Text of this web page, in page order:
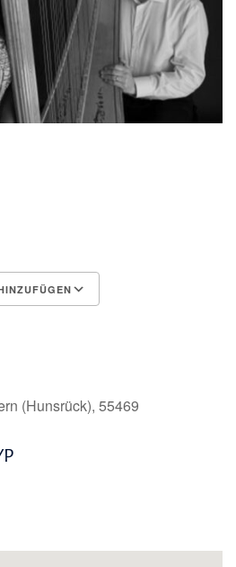
(Hunsrück), 55469